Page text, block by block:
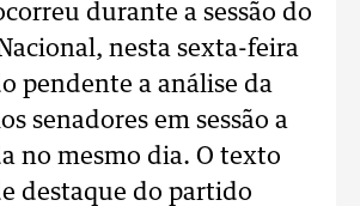
durante a sessão do
nesta sexta-feira
pendente a análise da
senadores em sessão a
no mesmo dia. O texto
destaque do partido